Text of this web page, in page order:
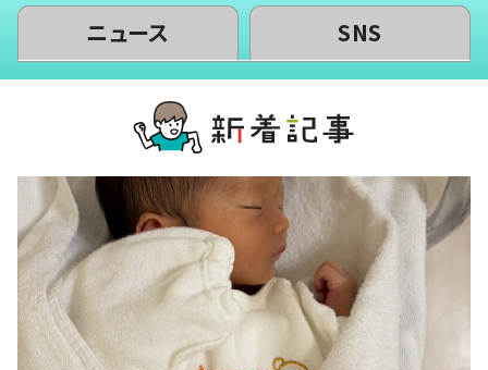
ニュース SNS